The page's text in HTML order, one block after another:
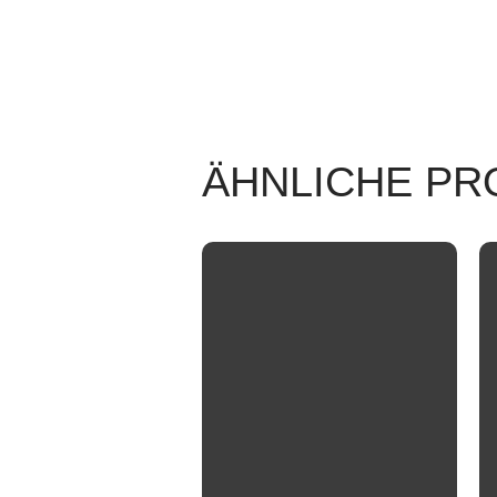
ÄHNLICHE